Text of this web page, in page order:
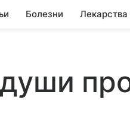
Болезни Лекарства